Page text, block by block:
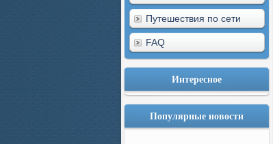
Путешествия по сети
FAQ
Интересное
Популярные новости